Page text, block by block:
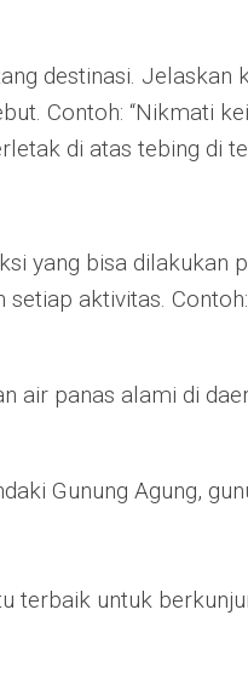
destinasi. Jelaskan
Contoh: “Nikmati
di atas tebing di
yang bisa dilakukan
aktivitas. Contoh:
air panas alami di
Gunung Agung,
terbaik untuk